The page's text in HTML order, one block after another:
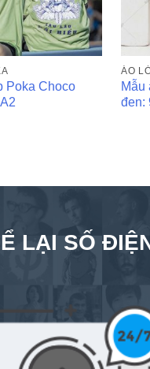
Poka Choco
ÁO
Mẫu
đen:
LẠI SỐ